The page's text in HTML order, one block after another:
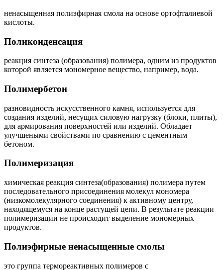
ненасыщенная полиэфирная смола на основе ортофталиевой
кислоты.
Поликонденсация
реакция синтеза (образования) полимера, одним из продуктов
которой является мономерное вещество, например, вода.
Полимербетон
разновидность искусственного камня, используется для
создания изделий, несущих силовую нагрузку (блоки, плиты),
для армирования поверхностей или изделий. Обладает
улучшеными свойствами по сравнению с цементным
бетоном.
Полимеризация
химическая реакция синтеза(образования) полимера путем
последовательного присоединения молекул мономера
(низкомолекулярного соединения) к активному центру,
находящемуся на конце растущей цепи. В результате реакции
полимеризации не происходит выделение мономерных
продуктов.
Полиэфирные ненасыщенные смолы
это группа термореактивных полимеров с